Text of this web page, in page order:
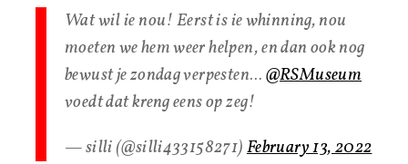
Wat wil ie nou! Eerst is ie whinning, nou
moeten we hem weer helpen, en dan ook nog
bewust je zondag verpesten…@RSMuseum
voedt dat kreng eens op zeg!
— silli (@silli433158271)February 13, 2022